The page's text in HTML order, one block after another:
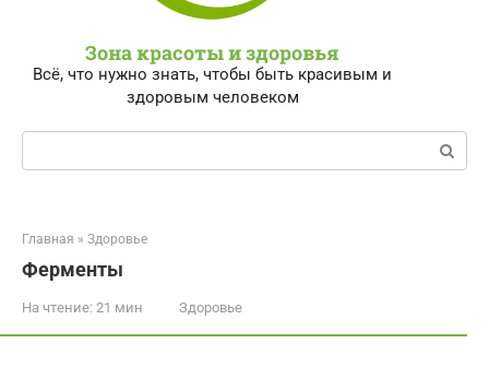
Зона красоты и здоровья
Всё, что нужно знать, чтобы быть красивым и
здоровым человеком
Поиск:
Главная » Здоровье
Ферменты
На чтение: 21 мин Здоровье